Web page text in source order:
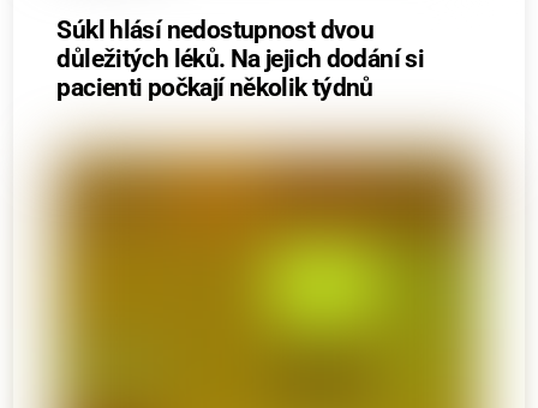
Súkl hlásí nedostupnost dvou
důležitých léků. Na jejich dodání si
pacienti počkají několik týdnů